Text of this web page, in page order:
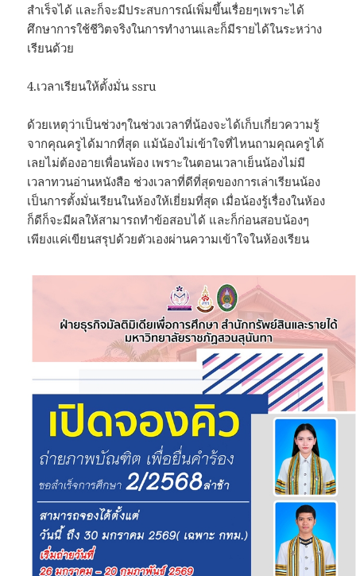
สำเร็จได้ และก็จะมีประสบการณ์เพิ่มขึ้นเรื่อยๆเพราะได้
ศึกษาการใช้ชีวิตจริงในการทำงานและก็มีรายได้ในระหว่าง
เรียนด้วย
4.เวลาเรียนให้ตั้งมั่น ssru
ด้วยเหตุว่าเป็นช่วงๆในช่วงเวลาที่น้องจะได้เก็บเกี่ยวความรู้
จากคุณครูได้มากที่สุด แม้น้องไม่เข้าใจที่ไหนถามคุณครูได้
เลยไม่ต้องอายเพื่อนพ้อง เพราะในตอนเวลาเย็นน้องไม่มี
เวลาทวนอ่านหนังสือ ช่วงเวลาที่ดีที่สุดของการเล่าเรียนน้อง
เป็นการตั้งมั่นเรียนในห้องให้เยี่ยมที่สุด เมื่อน้องรู้เรื่องในห้อง
ก็ดีก็จะมีผลให้สามารถทำข้อสอบได้ และก็ก่อนสอบน้องๆ
เพียงแค่เขียนสรุปด้วยตัวเองผ่านความเข้าใจในห้องเรียน